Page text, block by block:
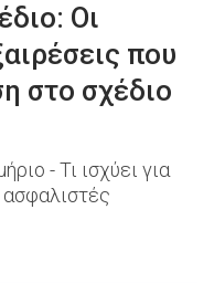
Οι
που
στο σχέδιο
- Τι ισχύει για
ασφαλιστές